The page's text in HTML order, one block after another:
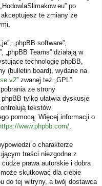
po
te zmiany ze
„phpBB software”,
„phpBB Teams” działają w
technologię phpBB,
(bulletin board), wydane na
v2” zwanej też „GPL”.
ze strony
tylko ułatwia dyskusje
tekstów
pomocą. Więcej informacji o
www.phpbb.com/.
o charakterze
treści niezgodne z
prawa autorskie i dobra
skutkować dla ciebie
do tej witryny, a twój dostawca